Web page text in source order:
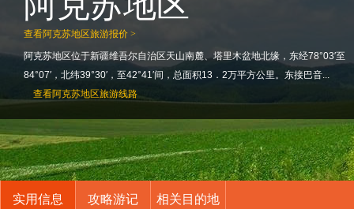
查看阿克苏地区旅游报价 >
阿克苏地区位于新疆维吾尔自治区天山南麓、塔里木盆地北缘，东经78°03′至
84°07′，北纬39°30′，至42°41′间，总面积13．2万平方公里。东接巴音...
查看阿克苏地区旅游线路
实用信息 攻略游记 相关目的地